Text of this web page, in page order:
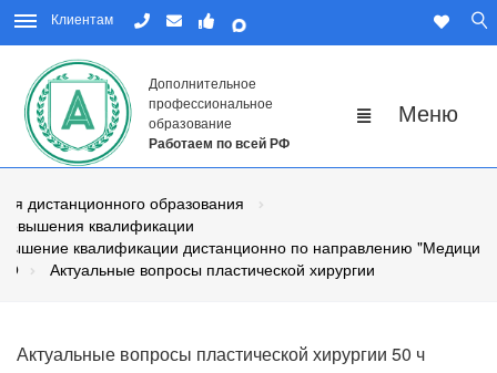
Клиентам
Дополнительное
профессиональное
образование
Работаем по всей РФ
дистанционного образования
квалификации
квалификации дистанционно по направлению
Актуальные вопросы пластической хирургии
Актуальные вопросы пластической хирургии 50 ч